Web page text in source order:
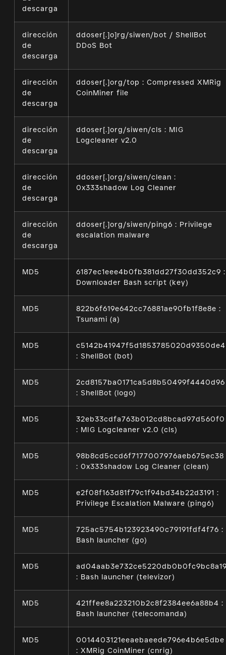
descarga
dirección
de
descarga
ddoser[.]o]rg/siwen/bot / ShellBot
DDoS Bot
dirección
de
descarga
ddoser[.]org/top : Compressed XMRig
CoinMiner file
dirección
de
descarga
ddoser[.]org/siwen/cls : MIG
Logcleaner v2.0
dirección
de
descarga
ddoser[.]org/siwen/clean :
0x333shadow Log Cleaner
dirección
de
descarga
ddoser[.]org/siwen/ping6 : Privilege
escalation malware
MD5
6187ec1eee4b0fb381dd27f30dd352c9 :
Downloader Bash script (key)
MD5
822b6f619e642cc76881ae90fb1f8e8e :
Tsunami (a)
MD5
c5142b41947f5d1853785020d9350de4
: ShellBot (bot)
MD5
2cd8157ba0171ca5d8b50499f4440d96
: ShellBot (logo)
MD5
32eb33cdfa763b012cd8bcad97d560f0
: MIG Logcleaner v2.0 (cls)
MD5
98b8cd5ccd6f7177007976aeb675ec38
: 0x333shadow Log Cleaner (clean)
MD5
e2f08f163d81f79c1f94bd34b22d3191 :
Privilege Escalation Malware (ping6)
MD5
725ac5754b123923490c79191fdf4f76 :
Bash launcher (go)
MD5
: Bash launcher (televizor)
MD5
421ffee8a223210b2c8f2384ee6a88b4 :
Bash launcher (telecomanda)
MD5
0014403121eeaebaeede796e4b6e5dbe
: XMRig CoinMiner (cnrig)